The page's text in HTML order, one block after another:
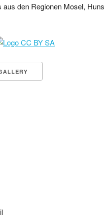
den Regionen Mosel,